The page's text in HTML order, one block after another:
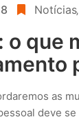
Notícias‚
o que
as
deve